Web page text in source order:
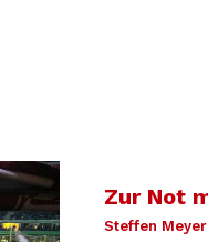
Zur Not
Steffen Meyer